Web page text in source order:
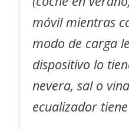
móvil mientras
modo de carga
dispositivo lo
nevera, sal o
ecualizador